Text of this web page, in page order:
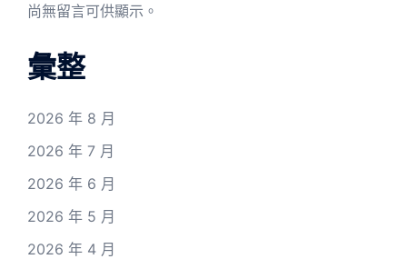
尚無留言可供顯示。
彙整
2026 年 8 月
2026 年 7 月
2026 年 6 月
2026 年 5 月
2026 年 4 月